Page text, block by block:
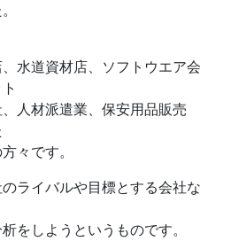
水道資材店、ソフトウエア会
人材派遣業、保安用品販売
々です。
ライバルや目標とする会社な
をしようというものです。